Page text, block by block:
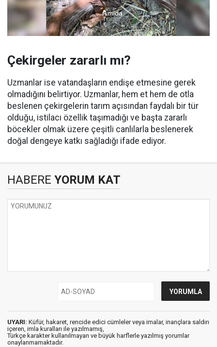
Çekirgeler zararlı mı?
Uzmanlar ise vatandaşların endişe etmesine gerek
olmadığını belirtiyor. Uzmanlar, hem et hem de otla
beslenen çekirgelerin tarım açısından faydalı bir tür
olduğu, istilacı özellik taşımadığı ve başta zararlı
böcekler olmak üzere çeşitli canlılarla beslenerek
doğal dengeye katkı sağladığı ifade ediyor.
HABERE YORUM KAT
UYARI: Küfür, hakaret, rencide edici cümleler veya imalar, inançlara saldırı
içeren, imla kuralları ile yazılmamış,
Türkçe karakter kullanılmayan ve büyük harflerle yazılmış yorumlar
onaylanmamaktadır.